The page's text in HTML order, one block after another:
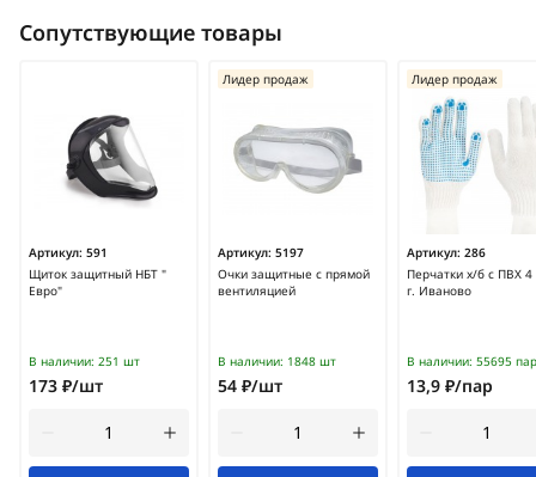
Сопутствующие товары
Артикул: 591
Щиток защитный НБТ "
Евро"
В наличии: 251 шт
173 ₽/шт
Артикул: 5197
Очки защитные с прямой
вентиляцией
Лидер продаж
В наличии: 1848 шт
54 ₽/шт
Артикул: 286
Перчатки х/б с ПВХ 4
г. Иваново
Лидер продаж
В наличии: 55695 пар
13,9 ₽/пар